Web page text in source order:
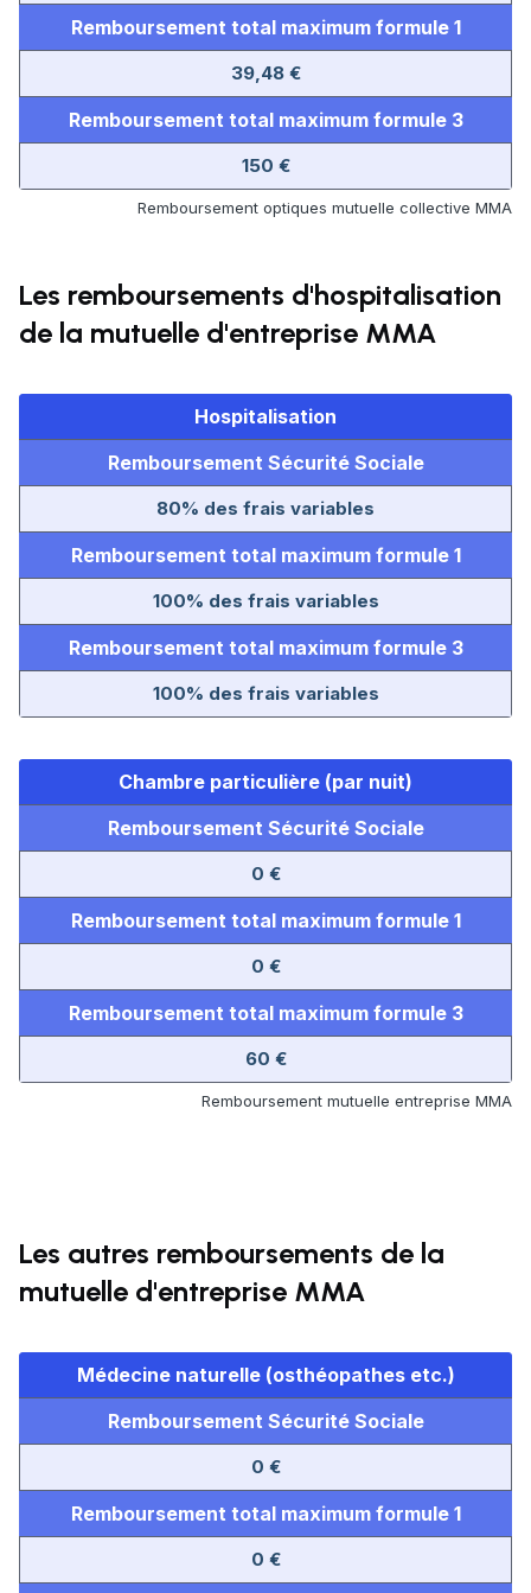
Remboursement total maximum formule 1
39,48 €
Remboursement total maximum formule 3
150 €
Remboursement optiques mutuelle collective MMA
Les remboursements d'hospitalisation
de la mutuelle d'entreprise MMA
Hospitalisation
Remboursement Sécurité Sociale
80% des frais variables
Remboursement total maximum formule 1
100% des frais variables
Remboursement total maximum formule 3
100% des frais variables
Chambre particulière (par nuit)
Remboursement Sécurité Sociale
0 €
Remboursement total maximum formule 1
0 €
Remboursement total maximum formule 3
60 €
Remboursement mutuelle entreprise MMA
Les autres remboursements de la
mutuelle d'entreprise MMA
Médecine naturelle (osthéopathes etc.)
Remboursement Sécurité Sociale
0 €
Remboursement total maximum formule 1
0 €